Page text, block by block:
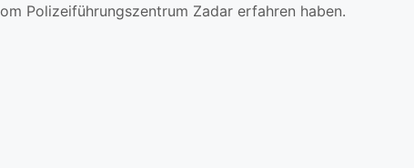
Polizeiführungszentrum Zadar erfahren haben.